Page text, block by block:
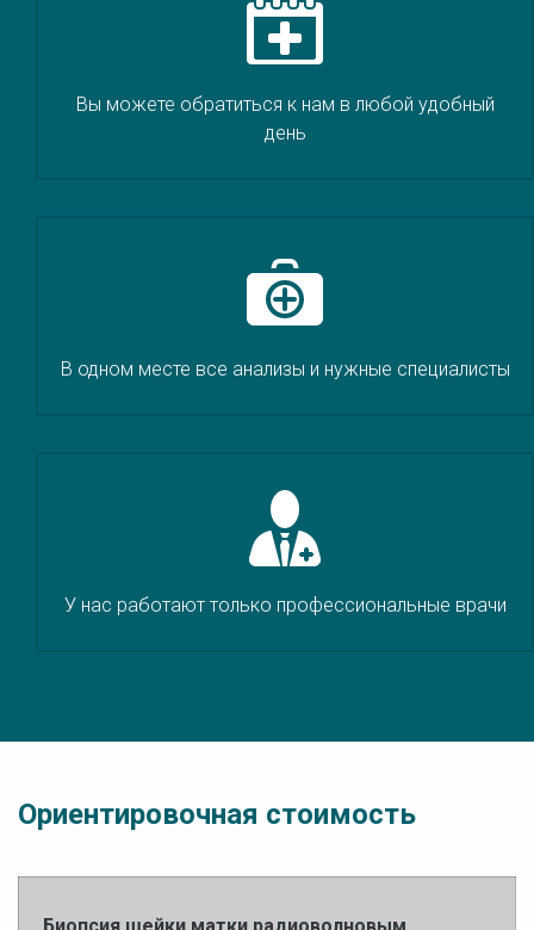
Вы можете обратиться к нам в любой удобный
день
В одном месте все анализы и нужные специалисты
У нас работают только профессиональные врачи
Ориентировочная стоимость
Биопсия шейки матки радиоволновым